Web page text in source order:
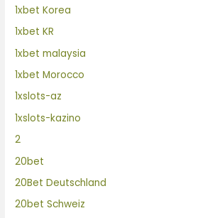
1xbet Korea
1xbet KR
1xbet malaysia
1xbet Morocco
1xslots-az
1xslots-kazino
2
20bet
20Bet Deutschland
20bet Schweiz